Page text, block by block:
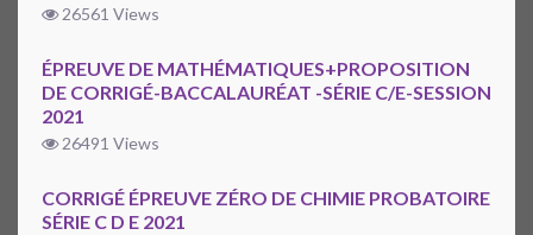
26561 Views
ÉPREUVE DE MATHÉMATIQUES+PROPOSITION
DE CORRIGÉ-BACCALAURÉAT -SÉRIE C/E-SESSION
2021
26491 Views
CORRIGÉ ÉPREUVE ZÉRO DE CHIMIE PROBATOIRE
SÉRIE C D E 2021